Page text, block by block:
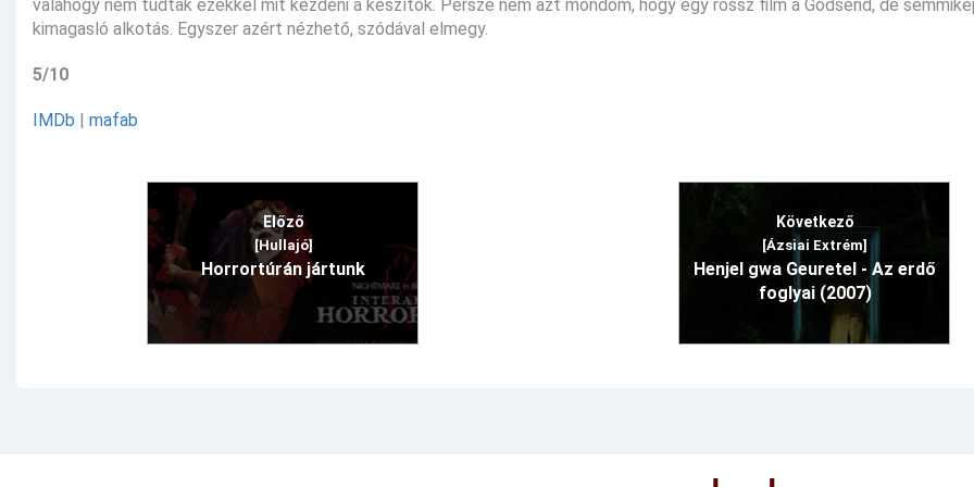
valahogy nem tudtak ezekkel mit kezdeni a készítők. Persze nem azt mondom, hogy egy rossz film a Godsend, de
kimagasló alkotás. Egyszer azért nézhető, szódával elmegy.
5/10
IMDb | mafab
Előző
[Hullajó]
Horrortúrán jártunk
Következő
[Ázsiai Extrém]
Henjel gwa Geuretel - Az erdő
foglyai (2007)